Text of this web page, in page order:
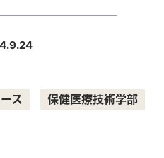
ス 保健医療技術学部